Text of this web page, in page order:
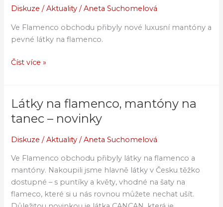
Diskuze /Aktuality /Aneta Suchomelová
Ve Flamenco obchodu přibyly nové luxusní mantóny a
pevné látky na flamenco.
flamenco
novinky
ve
obchodu
Číst více »
Látky na flamenco, mantóny na
tanec – novinky
Diskuze /Aktuality /Aneta Suchomelová
Ve Flamenco obchodu přibyly látky na flamenco a
mantóny. Nakoupili jsme hlavně látky v Česku těžko
dostupné – s puntíky a květy, vhodné na šaty na
flameco, které si u nás rovnou můžete nechat ušít.
Látky
na
flamenco,
mantóny
tanec
–
novinky